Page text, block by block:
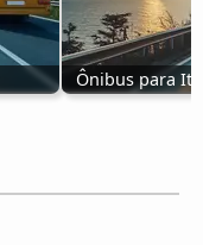
Ônibus para